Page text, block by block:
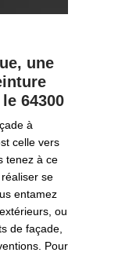
une
64300
à
celle vers
tenez à ce
se
entamez
ou
de façade,
Pour